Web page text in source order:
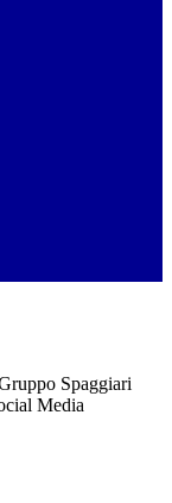
Spaggiari
Media